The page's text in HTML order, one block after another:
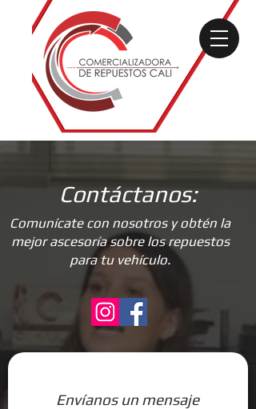
Contáctanos:
Comunícate con nosotros y obtén la
mejor ascesoría sobre los repuestos
para tu vehículo.
Envíanos un mensaje